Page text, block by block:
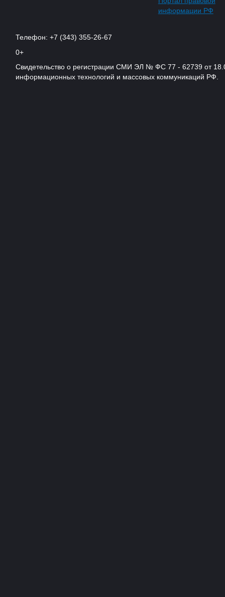
информации РФ
Телефон: +7 (343) 355-26-67
0+
Свидетельство о регистрации СМИ ЭЛ № ФС 77 - 62739 от
информационных технологий и массовых коммуникаций РФ.